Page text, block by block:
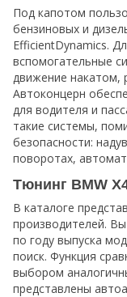
Под капотом
бензиновых и
EfficientDynamics.
вспомогательные
движение накатом,
Автоконцерн
для водителя и
такие системы,
безопасности:
поворотах,
Тюнинг BMW
В каталоге
производителей.
по году выпуска
поиск. Функция
выбором
представлены